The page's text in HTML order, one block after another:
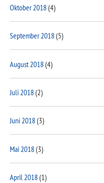
Oktober 2018(4)
September 2018(5)
August 2018(4)
Juli 2018(2)
Juni 2018(3)
Mai 2018(3)
April 2018(1)